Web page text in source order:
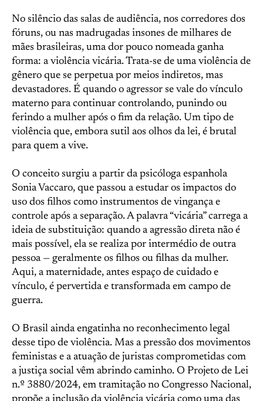
No silêncio das salas de audiência, nos corredores dos
fóruns, ou nas madrugadas insones de milhares de
mães brasileiras, uma dor pouco nomeada ganha
forma: a violência vicária. Trata-se de uma violência de
gênero que se perpetua por meios indiretos, mas
devastadores. É quando o agressor se vale do vínculo
materno para continuar controlando, punindo ou
ferindo a mulher após o fim da relação. Um tipo de
violência que, embora sutil aos olhos da lei, é brutal
para quem a vive.
O conceito surgiu a partir da psicóloga espanhola
Sonia Vaccaro, que passou a estudar os impactos do
uso dos filhos como instrumentos de vingança e
controle após a separação. A palavra “vicária” carrega a
ideia de substituição: quando a agressão direta não é
mais possível, ela se realiza por intermédio de outra
pessoa — geralmente os filhos ou filhas da mulher.
Aqui, a maternidade, antes espaço de cuidado e
vínculo, é pervertida e transformada em campo de
guerra.
O Brasil ainda engatinha no reconhecimento legal
desse tipo de violência. Mas a pressão dos movimentos
feministas e a atuação de juristas comprometidas com
a justiça social vêm abrindo caminho. O Projeto de Lei
n.º 3880/2024, em tramitação no Congresso Nacional,